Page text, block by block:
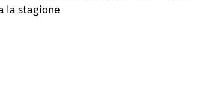
la stagione